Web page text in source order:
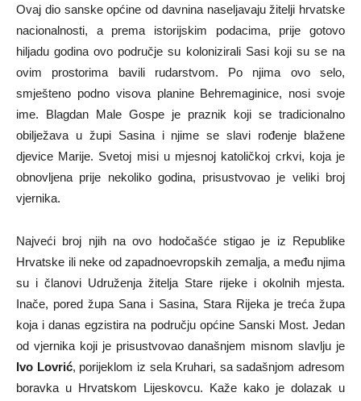
Ovaj dio sanske općine od davnina naseljavaju žitelji hrvatske
nacionalnosti, a prema istorijskim podacima, prije gotovo
hiljadu godina ovo područje su kolonizirali Sasi koji su se na
ovim prostorima bavili rudarstvom. Po njima ovo selo,
smješteno podno visova planine Behremaginice, nosi svoje
ime. Blagdan Male Gospe je praznik koji se tradicionalno
obilježava u župi Sasina i njime se slavi rođenje blažene
djevice Marije. Svetoj misi u mjesnoj katoličkoj crkvi, koja je
obnovljena prije nekoliko godina, prisustvovao je veliki broj
vjernika.
Najveći broj njih na ovo hodočašće stigao je iz Republike
Hrvatske ili neke od zapadnoevropskih zemalja, a među njima
su i članovi Udruženja žitelja Stare rijeke i okolnih mjesta.
Inače, pored župa Sana i Sasina, Stara Rijeka je treća župa
koja i danas egzistira na području općine Sanski Most. Jedan
od vjernika koji je prisustvovao današnjem misnom slavlju je
Ivo Lovrić, porijeklom iz sela Kruhari, sa sadašnjom adresom
boravka u Hrvatskom Lijeskovcu. Kaže kako je dolazak u